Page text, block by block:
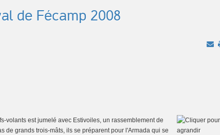
de Fécamp 2008
volants est jumelé avec Estivoiles, un rassemblement de
de grands trois-mâts, ils se préparent pour l'Armada qui se